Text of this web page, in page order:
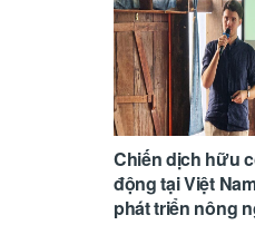
Chiến dịch hữu
động tại Việt
phát triển nông